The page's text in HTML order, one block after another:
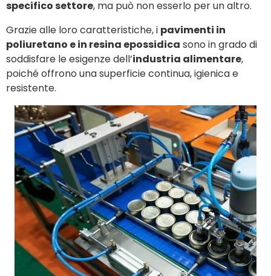
specifico settore, ma può non esserlo per un altro.
Grazie alle loro caratteristiche, i pavimenti in
poliuretano e in resina epossidica sono in grado di
soddisfare le esigenze dell’industria alimentare,
poiché offrono una superficie continua, igienica e
resistente.